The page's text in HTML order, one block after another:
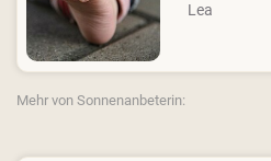
Lea
Mehr von Sonnenanbeterin: